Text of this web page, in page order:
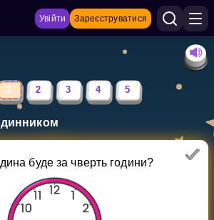
Увійти Зареєструватися
Master
1 2 3 4 5
буде за чверть години?